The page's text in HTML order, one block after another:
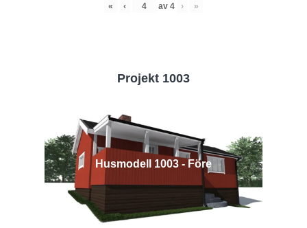
« ‹ av 4 › »
Projekt 1003
Husmodell 1003 - Före